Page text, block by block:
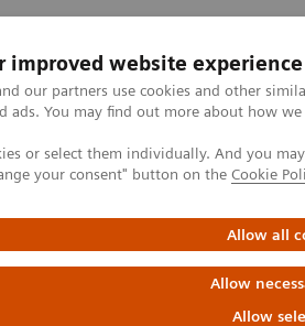
improved website experience
our partners use cookies and other
ads. You may find out more about how
or select them individually. And you
your consent" button on the Cookie
Allow all
Allow
Allow
Spécialités cliniques &
Diplômés
Siemens Healthineers" - 22 mars 2023